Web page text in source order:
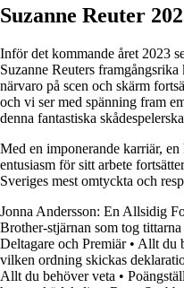
Suzanne Reuter
Inför det kommande året 2023
Suzanne Reuters
närvaro på scen och skärm
och vi ser med spänning fram
denna fantastiska
Med en imponerande karriär,
entusiasm för sitt arbete
Sveriges mest omtyckta och
Jonna Andersson: En Allsidig
Brother-stjärnan som tog
Deltagare och Premiär• Allt du
vilken ordning skickas
Allt du behöver veta •